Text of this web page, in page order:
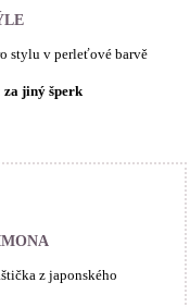
stylu v perleťové barvě
za jiný šperk
z japonského